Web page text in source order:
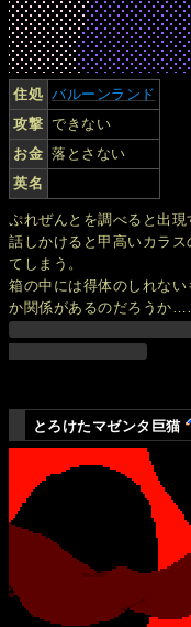
住処 バルーンランド
攻撃 できない
お金 落とさない
英名
ぷれぜんとを調べると出現
話しかけると甲高いカラス
てしまう。
箱の中には得体のしれな
か関係があるのだろうか
とろけたマゼンタ巨猫